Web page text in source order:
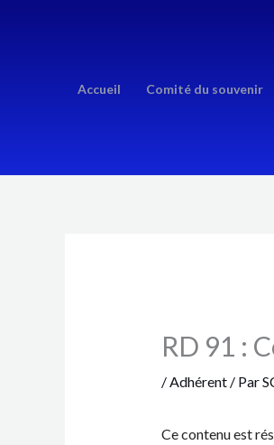
Accueil Comité du souvenir
RD 91 :
/ Adhérent/ Par
Ce contenu est